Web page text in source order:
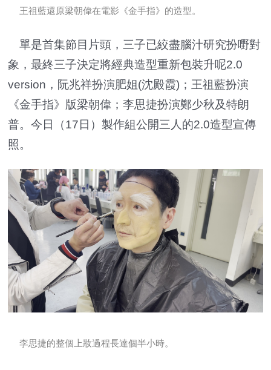
王祖藍還原梁朝偉在電影《金手指》的造型。
單是首集節目片頭，三子已絞盡腦汁研究扮嘢對
象，最終三子決定將經典造型重新包裝升呢2.0
version，阮兆祥扮演肥姐(沈殿霞)；王祖藍扮演
《金手指》版梁朝偉；李思捷扮演鄭少秋及特朗
普。今日（17日）製作組公開三人的2.0造型宣傳
照。
李思捷的整個上妝過程長達個半小時。